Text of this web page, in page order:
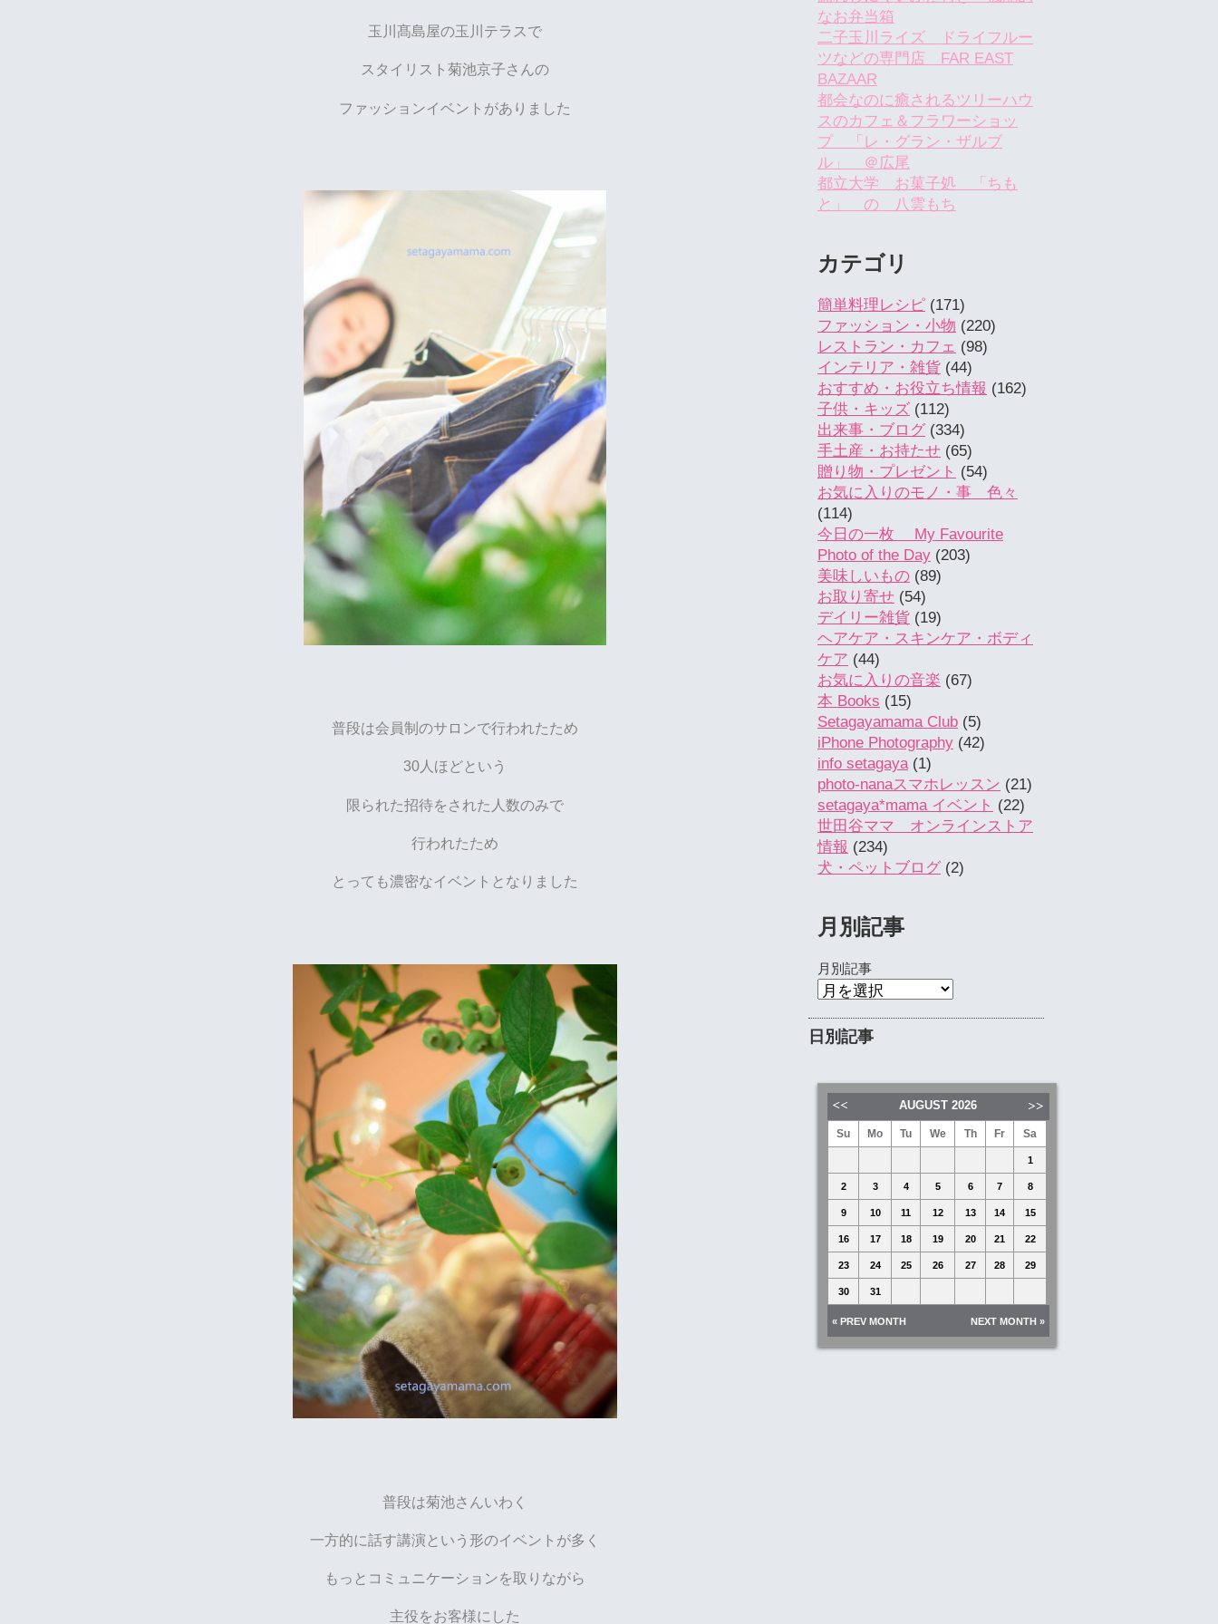
玉川髙島屋の玉川テラスで
スタイリスト菊池京子さんの
ファッションイベントがありました
普段は会員制のサロンで行われたため
30人ほどという
限られた招待をされた人数のみで
行われたため
とっても濃密なイベントとなりました
普段は菊池さんいわく
一方的に話す講演という形のイベントが多く
もっとコミュニケーションを取りながら
主役をお客様にした
なお弁当箱
二子玉川ライズ ドライフルー
ツなどの専門店 FAR EAST
BAZAAR
都会なのに癒されるツリーハウ
スのカフェ＆フラワーショッ
プ 「レ・グラン・ザルブ
ル」 ＠広尾
都立大学 お菓子処 「ちも
と」 の 八雲もち
カテゴリ
簡単料理レシピ (171)
ファッション・小物 (220)
レストラン・カフェ (98)
インテリア・雑貨 (44)
おすすめ・お役立ち情報 (162)
子供・キッズ (112)
出来事・ブログ (334)
手土産・お持たせ (65)
贈り物・プレゼント (54)
お気に入りのモノ・事 色々
(114)
今日の一枚 My Favourite
Photo of the Day (203)
美味しいもの (89)
お取り寄せ (54)
デイリー雑貨 (19)
ヘアケア・スキンケア・ボディ
ケア (44)
お気に入りの音楽 (67)
本 Books (15)
Setagayamama Club (5)
iPhone Photography (42)
info setagaya(1)
photo-nanaスマホレッスン (21)
setagaya*mama イベント (22)
世田谷ママ オンラインストア
情報 (234)
犬・ペットブログ (2)
月別記事
月別記事
日別記事
AUGUST 2026
Su Mo Tu We Th Fr Sa
1
2 3 4 5 6 7 8
9 10 11 12 13 14 15
16 17 18 19 20 21 22
23 24 25 26 27 28 29
30 31
« PREV MONTH NEXT MONTH »